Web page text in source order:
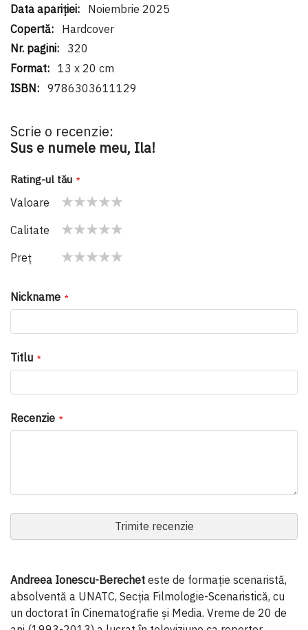
Noiembrie 2025
Hardcover
320
13 x 20 cm
9786303611129
Scrie o recenzie:
Sus e numele meu, Ila!
Rating-ul tău
Valoare
star
stars
stars
stars
stars
Calitate
star
stars
stars
stars
stars
Preţ
Nickname
Titlu
Recenzie
Trimite recenzie
Andreea Ionescu-Berechet este de formație scenaristă,
absolventă a UNATC, Secția Filmologie-Scenaristică, cu
un doctorat în Cinematografie și Media. Vreme de 20 de